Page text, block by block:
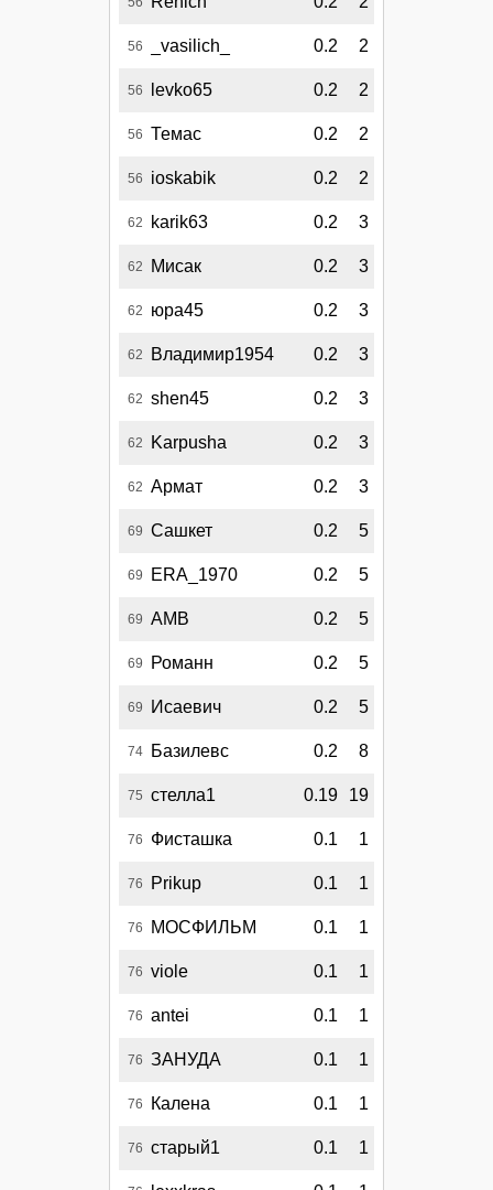
56 _vasilich_ 0.2 2
56 levko65 0.2 2
56 Темас 0.2 2
56 ioskabik 0.2 2
62 karik63 0.2 3
62 Мисак 0.2 3
62 юра45 0.2 3
62 Владимир1954 0.2 3
62 shen45 0.2 3
62 Karpusha 0.2 3
62 Армат 0.2 3
69 Сашкет 0.2 5
69 ERA_1970 0.2 5
69 AMB 0.2 5
69 Романн 0.2 5
69 Исаевич 0.2 5
74 Базилевс 0.2 8
75 стелла1 0.19 19
76 Фисташка 0.1 1
76 Prikup 0.1 1
76 МОСФИЛЬМ 0.1 1
76 viole 0.1 1
76 antei 0.1 1
76 ЗАНУДА 0.1 1
76 Калена 0.1 1
76 старый1 0.1 1